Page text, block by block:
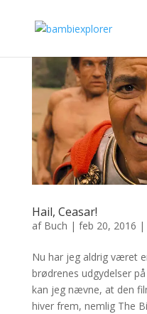
Hail, Ceasar!
af Buch | feb 20, 2016 |
Nu har jeg aldrig været
brødrenes udgydelser
kan jeg nævne, at den
hiver frem, nemlig The